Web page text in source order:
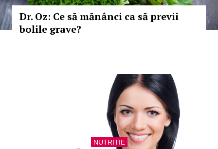
Dr. Oz: Ce să mănânci ca să previi
bolile grave?
NUTRITIE